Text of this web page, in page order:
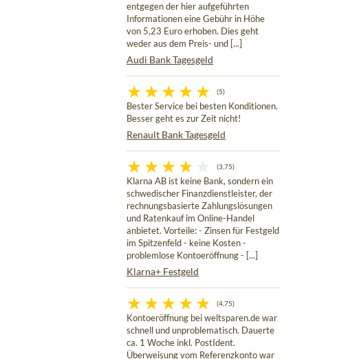
entgegen der hier aufgeführten
Informationen eine Gebühr in Höhe
von 5,23 Euro erhoben. Dies geht
weder aus dem Preis- und [...]
Audi Bank Tagesgeld
(5)
Bester Service bei besten Konditionen.
Besser geht es zur Zeit nicht!
Renault Bank Tagesgeld
(3,75)
Klarna AB ist keine Bank, sondern ein
schwedischer Finanzdienstleister, der
rechnungsbasierte Zahlungslösungen
und Ratenkauf im Online-Handel
anbietet. Vorteile: - Zinsen für Festgeld
im Spitzenfeld - keine Kosten -
problemlose Kontoeröffnung - [...]
Klarna+ Festgeld
(4,75)
Kontoeröffnung bei weltsparen.de war
schnell und unproblematisch. Dauerte
ca. 1 Woche inkl. PostIdent.
Überweisung vom Referenzkonto war